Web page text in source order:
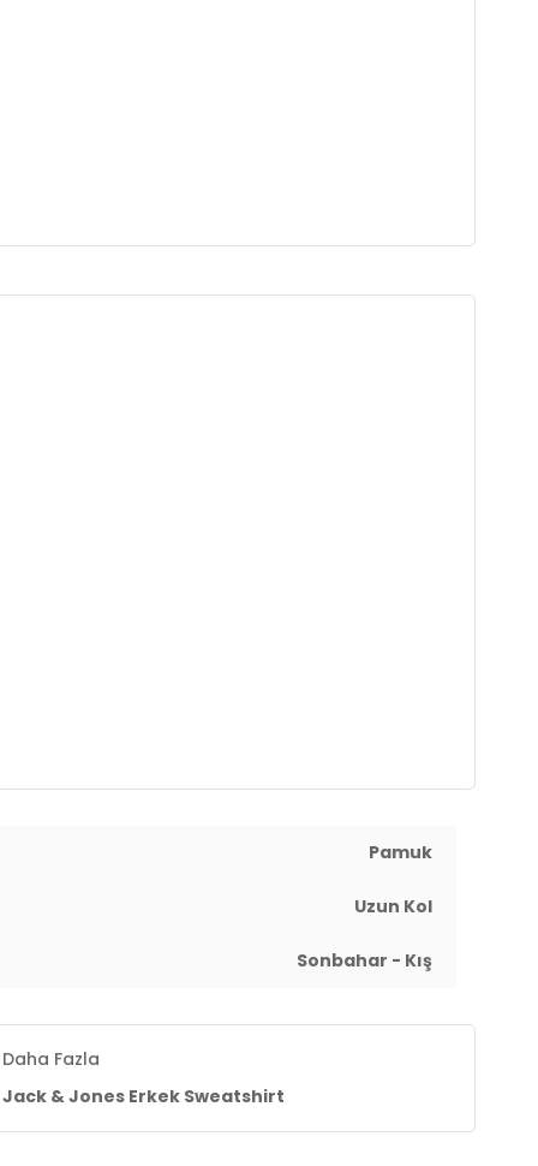
Pamuk
Uzun Kol
Sonbahar - Kış
Daha Fazla
Jack & Jones Erkek Sweatshirt